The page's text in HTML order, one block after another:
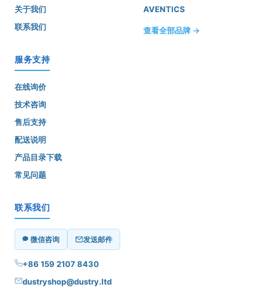
关于我们
联系我们
AVENTICS
查看全部品牌 →
服务支持
在线询价
技术咨询
售后支持
配送说明
产品目录下载
常见问题
联系我们
微信咨询 发送邮件
+86 159 2107 8430
dustryshop@dustry.ltd